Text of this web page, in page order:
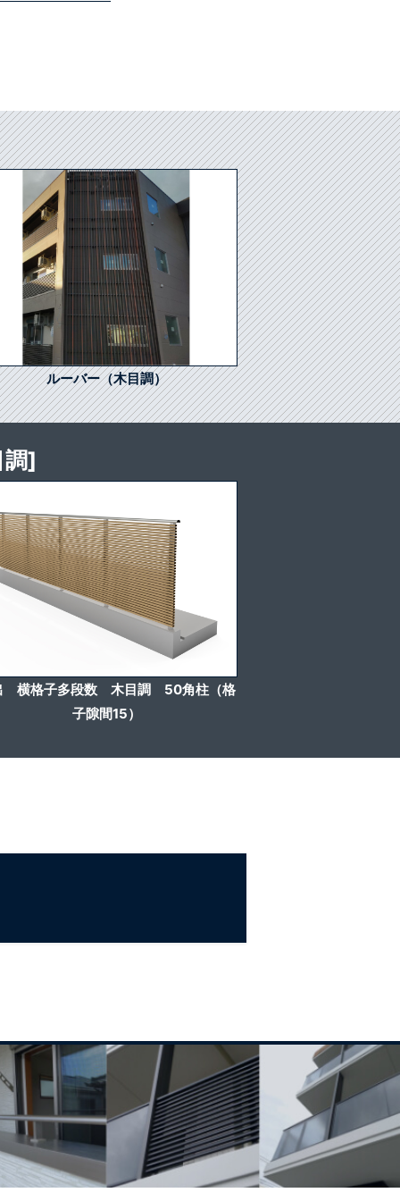
ルーバー（木目調）
調]
横格子多段数 木目調 50角柱（格
子隙間15）